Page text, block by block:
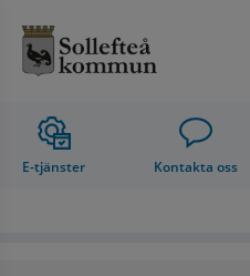
E-tjänster Kontakta oss